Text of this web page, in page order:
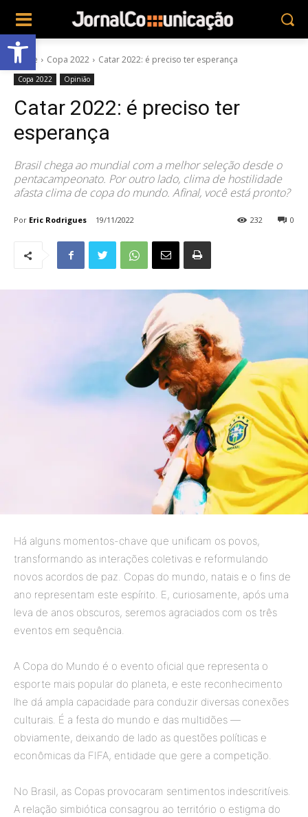
Abrir a barra de ferramentas
Home Copa 2022 Catar 2022: é preciso ter esperança
Copa 2022 Opinião
Catar 2022: é preciso ter
esperança
Brasil chega ao mundial com a melhor seleção desde o
pentacampeonato. Por outro lado, clima de hostilidade
afasta clima de copa do mundo. Afinal, você está pronto?
Por Eric Rodrigues 19/11/2022 0
232
Há alguns momentos-chave que unificam os povos,
transformando as interações coletivas e reformulando
novos acordos de paz. Copas do mundo, natais e o fins de
ano representam este espírito. E, curiosamente, após uma
leva de anos obscuros, seremos agraciados com os três
eventos em sequência.
A Copa do Mundo é o evento oficial que representa o
esporte mais popular do planeta, e este reconhecimento
lhe dá ampla capacidade para conduzir diversas conexões
culturais. É a festa do mundo e das multidões —
obviamente, deixando de lado as questões políticas e
econômicas da FIFA, entidade que gere a competição.
No Brasil, as Copas provocaram sentimentos indescritíveis.
A relação simbiótica consagrou ao território o estigma do